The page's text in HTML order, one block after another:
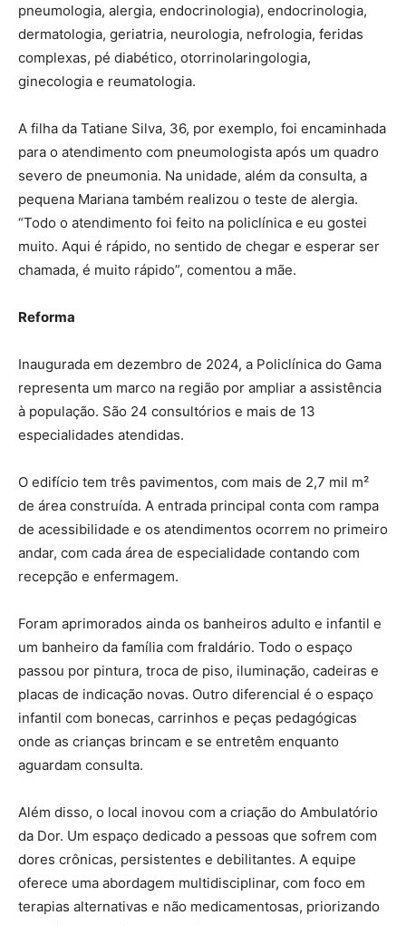
pneumologia, alergia, endocrinologia), endocrinologia,
dermatologia, geriatria, neurologia, nefrologia, feridas
complexas, pé diabético, otorrinolaringologia,
ginecologia e reumatologia.
A filha da Tatiane Silva, 36, por exemplo, foi encaminhada
para o atendimento com pneumologista após um quadro
severo de pneumonia. Na unidade, além da consulta, a
pequena Mariana também realizou o teste de alergia.
“Todo o atendimento foi feito na policlínica e eu gostei
muito. Aqui é rápido, no sentido de chegar e esperar ser
chamada, é muito rápido”, comentou a mãe.
Reforma
Inaugurada em dezembro de 2024, a Policlínica do Gama
representa um marco na região por ampliar a assistência
à população. São 24 consultórios e mais de 13
especialidades atendidas.
O edifício tem três pavimentos, com mais de 2,7 mil m²
de área construída. A entrada principal conta com rampa
de acessibilidade e os atendimentos ocorrem no primeiro
andar, com cada área de especialidade contando com
recepção e enfermagem.
Foram aprimorados ainda os banheiros adulto e infantil e
um banheiro da família com fraldário. Todo o espaço
passou por pintura, troca de piso, iluminação, cadeiras e
placas de indicação novas. Outro diferencial é o espaço
infantil com bonecas, carrinhos e peças pedagógicas
onde as crianças brincam e se entretêm enquanto
aguardam consulta.
Além disso, o local inovou com a criação do Ambulatório
da Dor. Um espaço dedicado a pessoas que sofrem com
dores crônicas, persistentes e debilitantes. A equipe
oferece uma abordagem multidisciplinar, com foco em
terapias alternativas e não medicamentosas, priorizando